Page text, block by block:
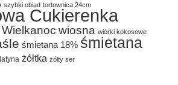
szybki obiad tortownica 24cm
Cukierenka
Wielkanoc wiosna wiórki kokosowe
śmietana 18% śmietana
żółtka żółty ser